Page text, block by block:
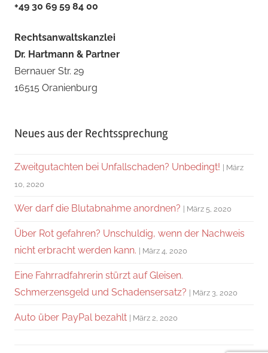
+49 30 69 59 84 00
Rechtsanwaltskanzlei
Dr. Hartmann & Partner
Bernauer Str. 29
16515 Oranienburg
Neues aus der Rechtssprechung
Zweitgutachten bei Unfallschaden? Unbedingt!
März
10, 2020
Wer darf die Blutabnahme anordnen? März 5, 2020
Über Rot gefahren? Unschuldig, wenn der Nachweis
nicht erbracht werden kann.
März 4, 2020
Eine Fahrradfahrerin stürzt auf Gleisen.
Schmerzensgeld und Schadensersatz?
März 3, 2020
Auto über PayPal bezahlt März 2, 2020